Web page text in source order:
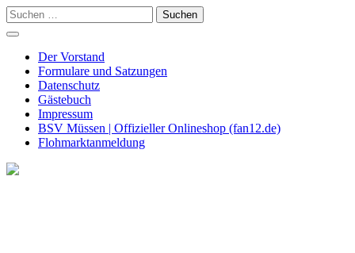
Skip
to
content
Suchen
nach:
Der Vorstand
Formulare und Satzungen
Datenschutz
Gästebuch
Impressum
BSV Müssen | Offizieller Onlineshop (fan12.de)
Flohmarktanmeldung